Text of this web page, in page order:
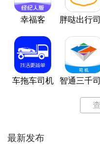
幸福客 胖哒出行
车拖车司机 智通三千
最新发布